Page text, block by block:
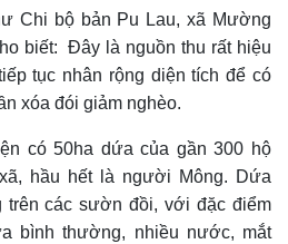
Chi bộ bản Pu Lau, xã Mường
biết:
Đây là nguồn thu rất hiệu
tục nhân rộng diện tích để có
xóa đói giảm nghèo.
có 50ha dứa của gần 300 hộ
hầu hết là người Mông. Dứa
trên các sườn đồi, với đặc điểm
bình thường, nhiều nước, mắt